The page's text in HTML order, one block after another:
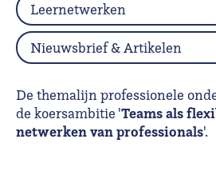
De themalijn professionele
de koersambitie 'Teams als
netwerken van professionals'.
Leernetwerken
Nieuwsbrief & Artikelen